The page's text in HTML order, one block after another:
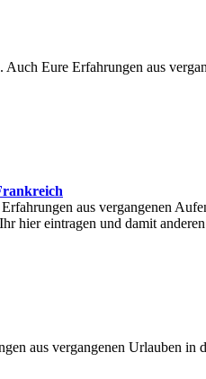
Eure Erfahrungen aus
aus vergangenen
hier eintragen und damit
aus vergangenen Urlauben in